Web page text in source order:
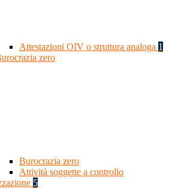
Attestazioni OIV o struttura analoga 1
zero
Burocrazia zero
Attività soggette a controllo
5